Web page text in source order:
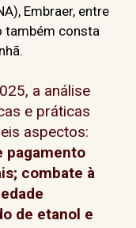
Embraer, entre
também consta
a análise
e práticas
aspectos:
pagamento
combate à
de etanol e